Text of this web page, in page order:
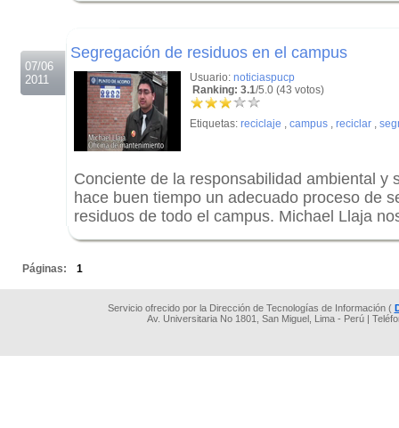
07/06
2011
Segregación de residuos en el campus
Usuario: noticiaspucp
Ranking: 3.1/5.0 (43 votos)
Etiquetas: reciclaje , campus , reciclar ,
Conciente de la responsabilidad ambiental y
hace buen tiempo un adecuado proceso de
residuos de todo el campus. Michael Llaja
Páginas: 1
Servicio ofrecido por la Dirección de Tecnologías de Información (
Av. Universitaria No 1801, San Miguel, Lima - Perú |